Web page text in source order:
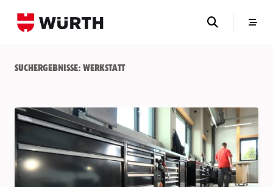
Suchergebnisse: Werkstatt